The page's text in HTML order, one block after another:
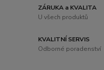
ZÁRUKA a KVALITA
U všech produktů
KVALITNÍ SERVIS
Odborné poradenství